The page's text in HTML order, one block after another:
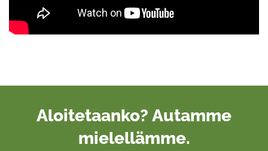
Aloitetaanko? Autamme
mielellämme.